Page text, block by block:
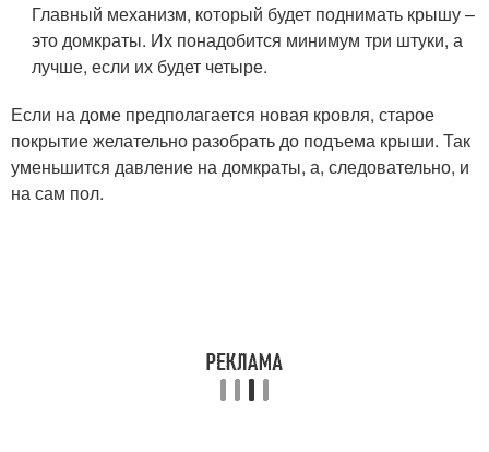
Главный механизм, который будет поднимать крышу –
это домкраты. Их понадобится минимум три штуки, а
лучше, если их будет четыре.
Если на доме предполагается новая кровля, старое
покрытие желательно разобрать до подъема крыши. Так
уменьшится давление на домкраты, а, следовательно, и
на сам пол.